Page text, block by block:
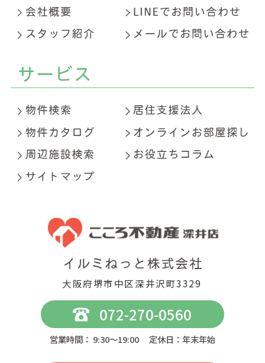
大阪府堺市中区深井沢町3329
072-270-0560
営業時間： 9:30～19:00 定休日：年末年始